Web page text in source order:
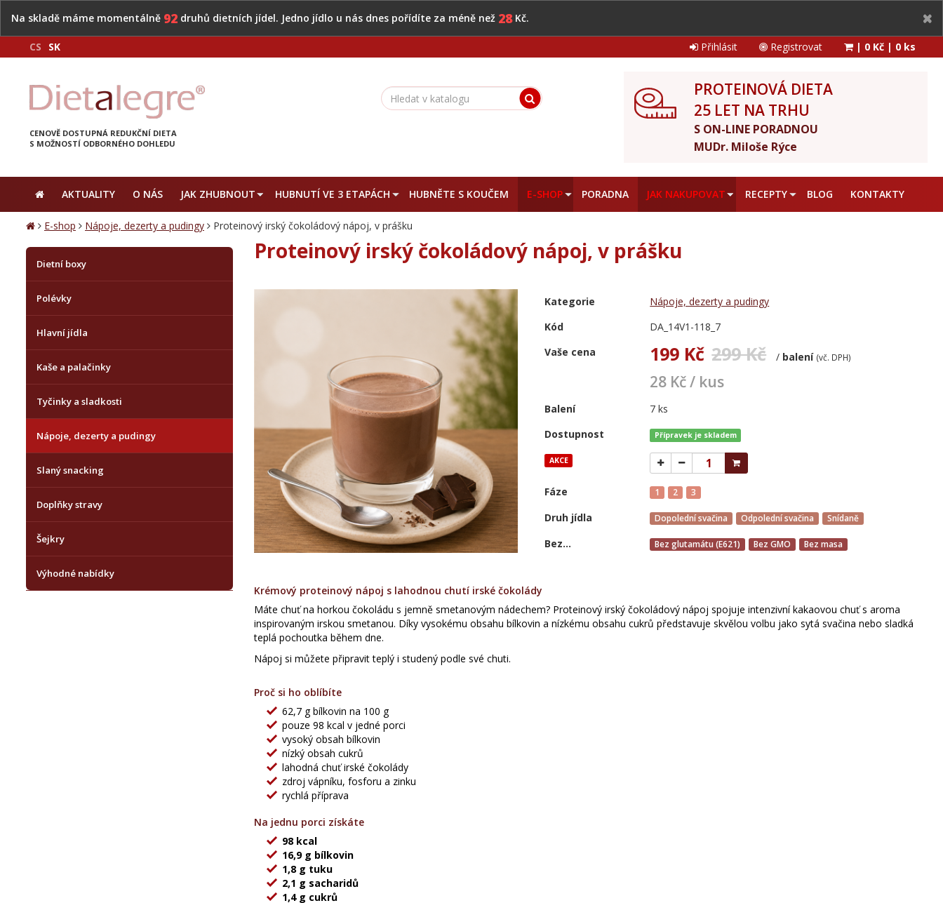
Na skladě máme momentálně 92 druhů dietních jídel. Jedno jídlo u nás dnes pořídíte za méně než 28Kč.
CS SK Přihlásit Registrovat | 0 Kč | 0 ks
CENOVĚ DOSTUPNÁ REDUKČNÍ DIETA
S MOŽNOSTÍ ODBORNÉHO DOHLEDU
PROTEINOVÁ DIETA
25 LET NA TRHU
S ON-LINE PORADNOU
MUDr. Miloše Rýce
AKTUALITY O NÁS JAK ZHUBNOUT HUBNUTÍ VE 3 ETAPÁCH HUBNĚTE S KOUČEM E-SHOP PORADNA JAK NAKUPOVAT RECEPTY BLOG KONTAKTY
E-shop Nápoje, dezerty a pudingy Proteinový irský čokoládový nápoj, v prášku
Dietní boxy
Polévky
Hlavní jídla
Kaše a palačinky
Tyčinky a sladkosti
Nápoje, dezerty a pudingy
Slaný snacking
Doplňky stravy
Šejkry
Výhodné nabídky
Proteinový irský čokoládový nápoj, v prášku
Kategorie
Nápoje, dezerty a pudingy
Kód
DA_14V1-118_7
Vaše cena
199 Kč 299 Kč / balení (vč. DPH)
28 Kč / kus
Balení
7 ks
Dostupnost
Přípravek je skladem
AKCE
Fáze 1 2 3
Druh jídla Dopolední svačina Odpolední svačina Snídaně
Bez... Bez glutamátu (E621) Bez GMO Bez masa
Krémový proteinový nápoj s lahodnou chutí irské čokolády
Máte chuť na horkou čokoládu s jemně smetanovým nádechem? Proteinový irský čokoládový nápoj spojuje intenzivní kakaovou chuť s aroma
inspirovaným irskou smetanou. Díky vysokému obsahu bílkovin a nízkému obsahu cukrů představuje skvělou volbu jako sytá svačina nebo sladká
teplá pochoutka během dne.
Nápoj si můžete připravit teplý i studený podle své chuti.
Proč si ho oblíbíte
62,7 g bílkovin na 100 g
pouze 98 kcal v jedné porci
vysoký obsah bílkovin
nízký obsah cukrů
lahodná chuť irské čokolády
zdroj vápníku, fosforu a zinku
rychlá příprava
Na jednu porci získáte
98 kcal
16,9 g bílkovin
1,8 g tuku
2,1 g sacharidů
1,4 g cukrů